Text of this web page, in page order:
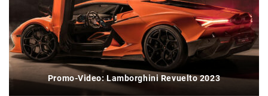
Promo-Video: Lamborghini Revuelto 2023